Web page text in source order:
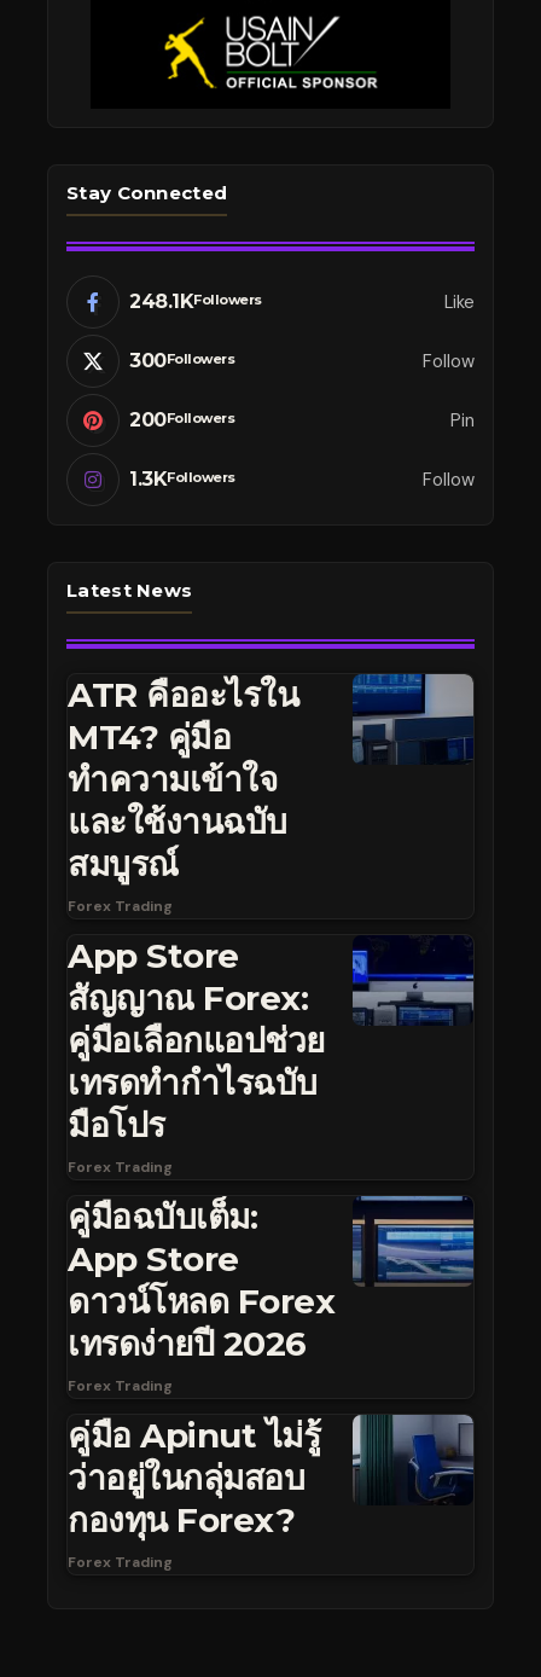
Stay Connected
248.1KFollowers Like
300Followers Follow
200Followers Pin
1.3KFollowers Follow
Latest News
ATR คืออะไรใน
MT4? คู่มือ
ทำความเข้าใจ
และใช้งานฉบับ
สมบูรณ์
Forex Trading
App Store
สัญญาณ Forex:
คู่มือเลือกแอปช่วย
เทรดทำกำไรฉบับ
มือโปร
Forex Trading
คู่มือฉบับเต็ม:
App Store
ดาวน์โหลด Forex
เทรดง่ายปี 2026
Forex Trading
คู่มือ Apinut ไม่รู้
ว่าอยู่ในกลุ่มสอบ
กองทุน Forex?
Forex Trading